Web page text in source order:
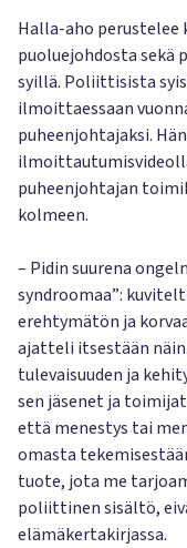
Halla-aho perustelee
puoluejohdosta
syillä. Poliittisista
ilmoittaessaan
puheenjohtajaksi.
puheenjohtajan
kolmeen.
– Pidin suurena
syndroomaa”:
erehtymätön ja
ajatteli itsestään
tulevaisuuden ja
sen jäsenet ja
että menestys tai
omasta
tuote, jota me
poliittinen sisältö,
elämäkertakirjassa.